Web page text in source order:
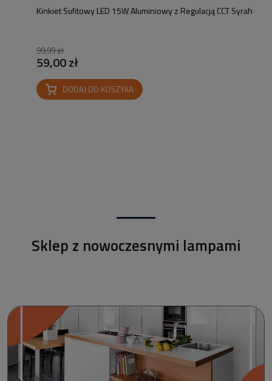
Kinkiet Sufitowy LED 15W Aluminiowy z Regulacją CCT Syrah
99,99 zł
59,00 zł
DODAJ DO KOSZYKA
Sklep z nowoczesnymi lampami